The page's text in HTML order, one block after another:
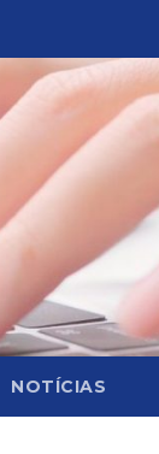
NOTÍCIAS